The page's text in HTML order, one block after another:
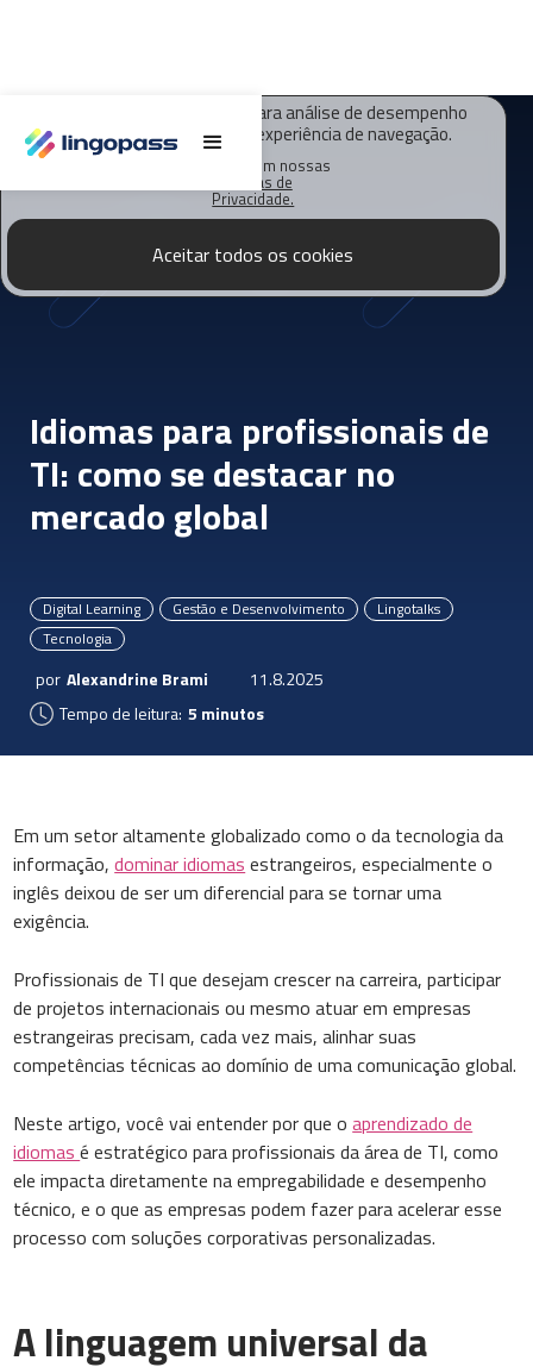
O Lingopass utiliza cookies para análise de desempenho
deste site e melhorar sua experiência de navegação.
Saiba mais em nossas
Políticas de
Privacidade.
Aceitar todos os cookies
Idiomas para profissionais de
TI: como se destacar no
mercado global
Digital Learning Gestão e Desenvolvimento
Lingotalks
Tecnologia
por Alexandrine Brami
11.8.2025
Tempo de leitura: 5 minutos
Em um setor altamente globalizado como o da tecnologia da
informação,dominar idiomas estrangeiros, especialmente o
inglês deixou de ser um diferencial para se tornar uma
exigência.
Profissionais de TI que desejam crescer na carreira, participar
de projetos internacionais ou mesmo atuar em empresas
estrangeiras precisam, cada vez mais, alinhar suas
competências técnicas ao domínio de uma comunicação global.
Neste artigo, você vai entender por que oaprendizado de
idiomasé estratégico para profissionais da área de TI, como
ele impacta diretamente na empregabilidade e desempenho
técnico, e o que as empresas podem fazer para acelerar esse
processo com soluções corporativas personalizadas.
A linguagem universal da